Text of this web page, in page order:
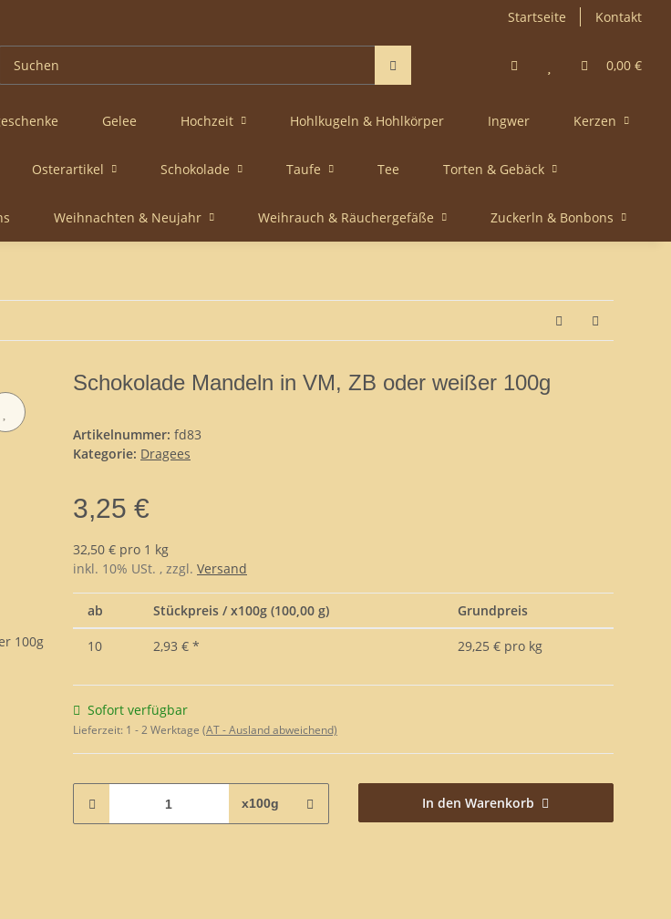
Startseite Kontakt
0,00 €
Gelee Hochzeit Hohlkugeln & Hohlkörper Ingwer Kerzen
Osterartikel Schokolade Taufe Tee Torten & Gebäck
Weihnachten & Neujahr Weihrauch & Räuchergefäße Zuckerln & Bonbons
Schokolade Mandeln in VM, ZB oder weißer 100g
Artikelnummer: fd83
Kategorie: Dragees
3,25 €
32,50 € pro 1 kg
inkl. 10% USt. , zzgl. Versand
ab Stückpreis / x100g (100,00 g) Grundpreis
10 2,93 € * 29,25 € pro kg
Sofort verfügbar
Lieferzeit: 1 - 2 Werktage (AT - Ausland abweichend)
x100g In den Warenkorb